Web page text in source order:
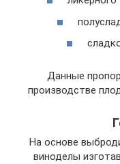
Данные
производстве
На основе
виноделы